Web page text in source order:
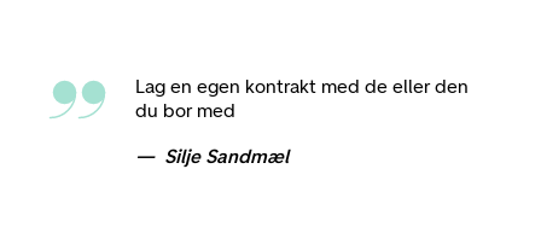
Lag en egen kontrakt med de eller den
du bor med
Silje Sandmæl